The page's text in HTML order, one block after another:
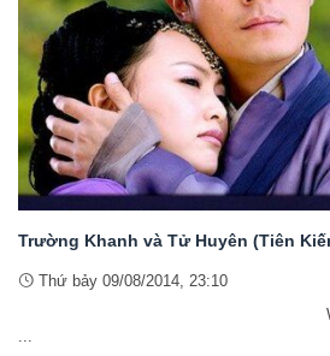
Trường Khanh và Tử Huyên (Tiên
Thứ bảy 09/08/2014, 23:10
Website: http://
...